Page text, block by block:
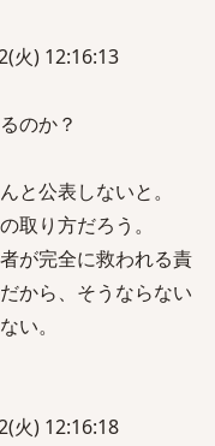
火) 12:16:13
のか？
と公表しないと。
取り方だろう。
が完全に救われる責
から、そうならない
い。
火) 12:16:18